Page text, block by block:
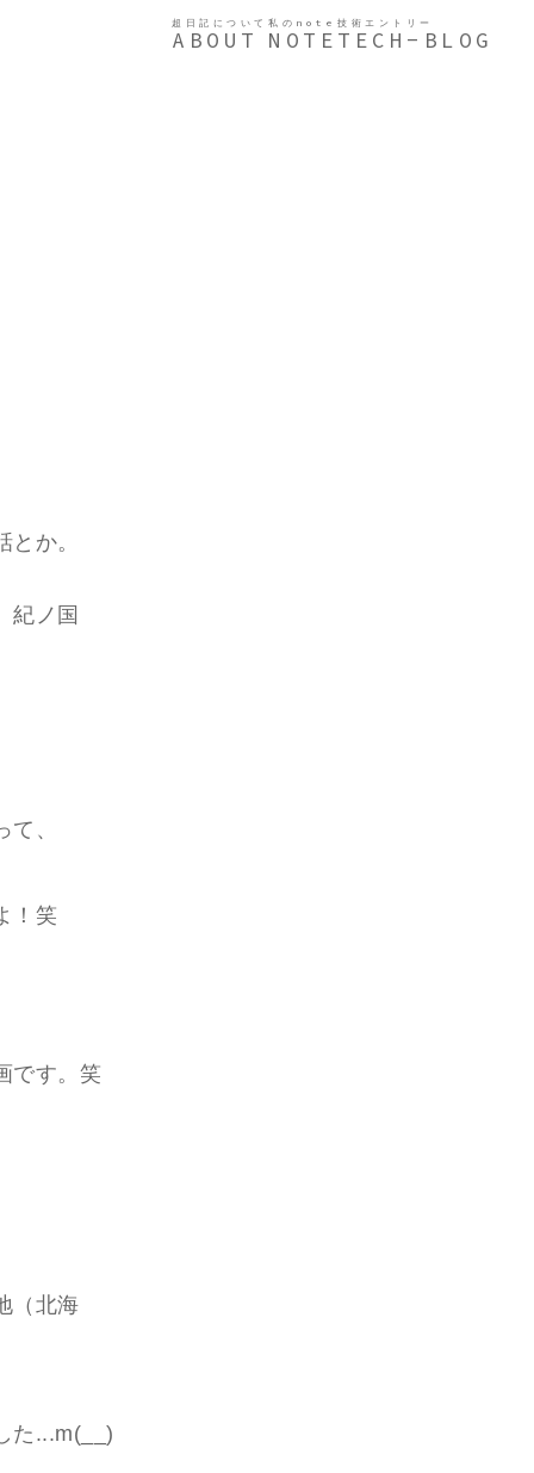
超日記について
ABOUT
私のnote
NOTE
技術エントリー
TECH-BLOG
か。
紀ノ国
、
！笑
です。笑
（北海
た...m(__)